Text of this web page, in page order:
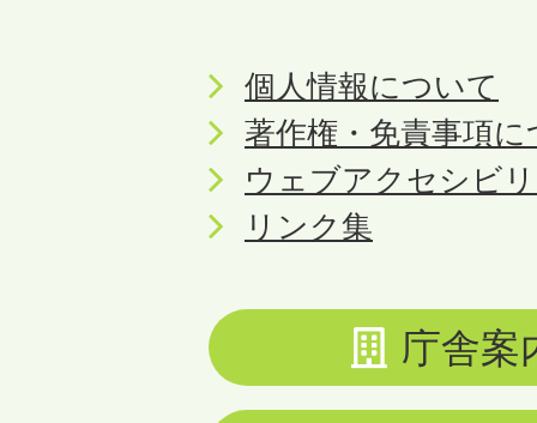
個人情報について
著作権・免責事項
ウェブアクセシビ
リンク集
庁舎案